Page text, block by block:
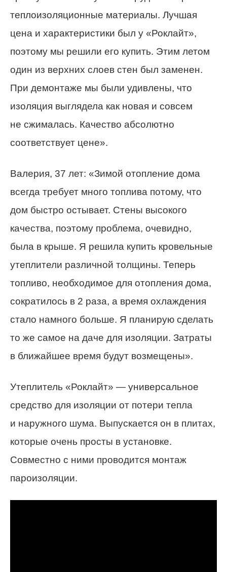
теплоизоляционные материалы. Лучшая
цена и характеристики был у «Роклайт»,
поэтому мы решили его купить. Этим летом
один из верхних слоев стен был заменен.
При демонтаже мы были удивлены, что
изоляция выглядела как новая и совсем
не сжималась. Качество абсолютно
соответствует цене».
Валерия, 37 лет: «Зимой отопление дома
всегда требует много топлива потому, что
дом быстро остывает. Стены высокого
качества, поэтому проблема, очевидно,
была в крыше. Я решила купить кровельные
утеплители различной толщины. Теперь
топливо, необходимое для отопления дома,
сократилось в 2 раза, а время охлаждения
стало намного больше. Я планирую сделать
то же самое на даче для изоляции. Затраты
в ближайшее время будут возмещены».
Утеплитель «Роклайт» — универсальное
средство для изоляции от потери тепла
и наружного шума. Выпускается он в плитах,
которые очень просты в установке.
Совместно с ними проводится монтаж
пароизоляции.